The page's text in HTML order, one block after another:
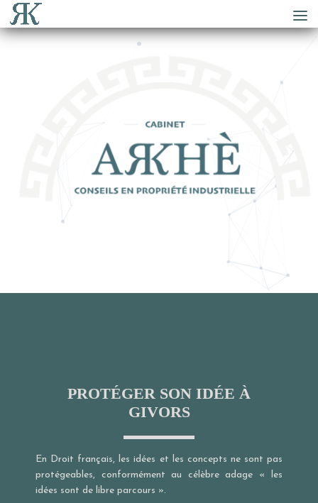
PROTÉGER SON IDÉE À
GIVORS
En Droit français, les idées et les concepts ne sont pas
protégeables, conformément au célèbre adage « les
idées sont de libre parcours ».